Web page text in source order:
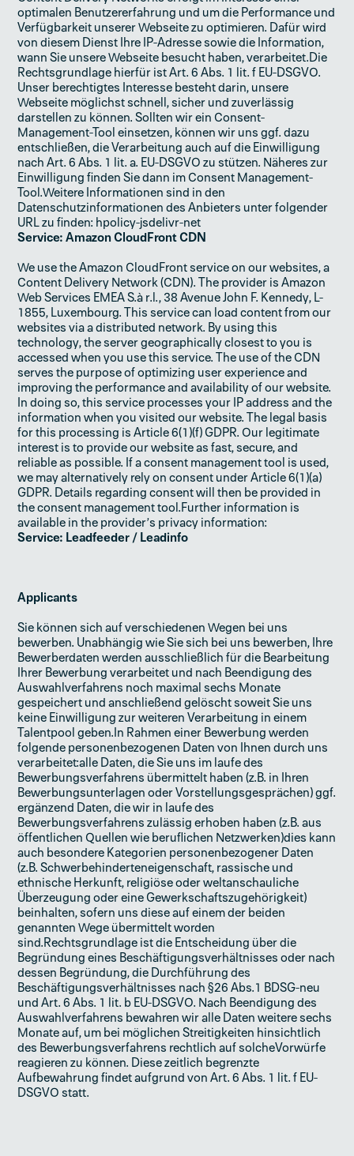
optimalen Benutzererfahrung und um die Performance und
Verfügbarkeit unserer Webseite zu optimieren. Dafür wird
von diesem Dienst Ihre IP-Adresse sowie die Information,
wann Sie unsere Webseite besucht haben, verarbeitet.Die
Rechtsgrundlage hierfür ist Art. 6 Abs. 1 lit. f EU-DSGVO.
Unser berechtigtes Interesse besteht darin, unsere
Webseite möglichst schnell, sicher und zuverlässig
darstellen zu können. Sollten wir ein Consent-
Management-Tool einsetzen, können wir uns ggf. dazu
entschließen, die Verarbeitung auch auf die Einwilligung
nach Art. 6 Abs. 1 lit. a. EU-DSGVO zu stützen. Näheres zur
Einwilligung finden Sie dann im Consent­ Management-
Tool.Weitere Informationen sind in den
Datenschutzinformationen des Anbieters unter folgender
URL zu finden: hpolicy-jsdelivr-net‍
Service: Amazon CloudFront CDN
We use the Amazon CloudFront service on our websites, a
Content Delivery Network (CDN). The provider is Amazon
Web Services EMEA S.à r.l., 38 Avenue John F. Kennedy, L-
1855, Luxembourg. This service can load content from our
websites via a distributed network. By using this
technology, the server geographically closest to you is
accessed when you use this service. The use of the CDN
serves the purpose of optimizing user experience and
improving the performance and availability of our website.
In doing so, this service processes your IP address and the
information when you visited our website. The legal basis
for this processing is Article 6(1)(f) GDPR. Our legitimate
interest is to provide our website as fast, secure, and
reliable as possible. If a consent management tool is used,
we may alternatively rely on consent under Article 6(1)(a)
GDPR. Details regarding consent will then be provided in
the consent management tool.Further information is
available in the provider’s privacy information: ‍
Service: Leadfeeder / Leadinfo
Applicants
Sie können sich auf verschiedenen Wegen bei uns
bewerben. Unabhängig wie Sie sich bei uns bewerben, Ihre
Bewerberdaten werden ausschließlich für die Bearbeitung
Ihrer Bewerbung verarbeitet und nach Beendigung des
Auswahlverfahrens noch maximal sechs Monate
gespeichert und anschließend gelöscht soweit Sie uns
keine Einwilligung zur weiteren Verarbeitung in einem
Talentpool geben.In Rahmen einer Bewerbung werden
folgende personenbezogenen Daten von Ihnen durch uns
verarbeitet:alle Daten, die Sie uns im laufe des
Bewerbungsverfahrens übermittelt haben (z.B. in Ihren
Bewerbungsunterlagen oder Vorstellungsgesprächen) ggf.
ergänzend Daten, die wir in laufe des
Bewerbungsverfahrens zulässig erhoben haben (z.B. aus
öffentlichen Quellen wie beruflichen Netzwerken)dies kann
auch besondere Kategorien personenbezogener Daten
(z.B. Schwerbehinderteneigenschaft, rassische und
ethnische Herkunft, religiöse oder weltanschauliche
Überzeugung oder eine Gewerkschaftszugehörigkeit)
beinhalten, sofern uns diese auf einem der beiden
genannten Wege übermittelt worden
sind.Rechtsgrundlage ist die Entscheidung über die
Begründung eines Beschäftigungsverhältnisses oder nach
dessen Begründung, die Durchführung des
Beschäftigungsverhältnisses nach §26 Abs.1 BDSG-neu
und Art. 6 Abs. 1 lit. b EU-DSGVO. Nach Beendigung des
Auswahlverfahrens bewahren wir alle Daten weitere sechs
Monate auf, um bei möglichen Streitigkeiten hinsichtlich
des Bewerbungsverfahrens rechtlich auf solcheVorwürfe
reagieren zu können. Diese zeitlich begrenzte
Aufbewahrung findet aufgrund von Art. 6 Abs. 1 lit. f EU-
DSGVO statt.